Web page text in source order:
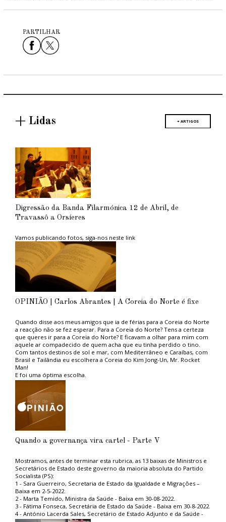
PARTILHAR
+ Lidas + ARTIGOS
Digressão da Banda Filarmónica 12 de Abril, de
Travassô a Orsíeres
Vamos publicando fotos, siga-nos neste link
OPINIÃO | Carlos Abrantes | A Coreia do Norte é fixe
Quando disse aos meus amigos que ia de férias para a Coreia do Norte
a reacção não se fez esperar. Para a Coreia do Norte? Tens a certeza
que queres ir para a Coreia do Norte? E ficavam a olhar para mim com
aquele ar compadecido de quem acha que eu tinha perdido o tino.
Com tantos destinos de sol e mar, com Mediterrâneo e Caraíbas, com
Brasil e Tailândia eu escolhera a Coreia do Kim Jong-Un, Mr. Rocket
Man!
E foi uma óptima escolha.
Aconselho aos ambientalistas do PAN, tão na moda, e aos amantes das
grandes causas politicamente correctas, uma estadia naquele paraíso
ambiental. Não sofrerão com os engarrafamentos das grandes
metrópoles capitalistas porque em Pyongyang, a capital, praticamente
não circulam automóveis, nem camiões, nem autocarros. Emissões de
carbono zero, ou quase.
Em contrapartida vê-se muita gente a pé, a caminho do trabalho ou de
lado nenhum, promovendo um estilo de vida saudável, sem
complicações cardiovasculares ou de diabetes. À excepção do
que, desse modo, pode dispensar a existência de serviço nacional de
saúde.
Também o regime alimentar muito frugal, pobre em hidratos de
carbono, proteínas, gorduras e açúcares, com consumo de carnes
vermelhas zero, é um exemplo para o mundo. Daí que seja seguido de
perto pela comunidade científica, nomeadamente pela Universidade
de Coimbra que, numa atitude pioneira e esclarecida decretou a
proibição do consumo de carne de bovino nas cantinas estudantis.
Há, no entanto, um “mas” que perturbará os nossos amigos do PAN. Os
Quando a governança vira cartel - Parte V
Mostramos, antes de terminar esta rubrica, as 13 baixas de Ministros e
Secretários de Estado deste governo da maioria absoluta do Partido
Socialista (PS):
1 - Sara Guerreiro, Secretaria de Estado da Igualdade e Migrações –
Baixa em 2-5-2022.
2 - Marta Temido, Ministra da Saúde - Baixa em 30-08-2022.
3 - Fátima Fonseca, Secretária de Estado da Saúde - Baixa em 30-8-2022.
4 - António Lacerda Sales, Secretário de Estado Adjunto e da Saúde -